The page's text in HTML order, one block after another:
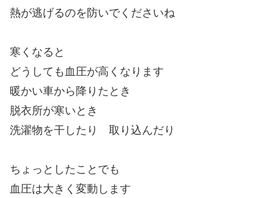
熱が逃げるのを防いでくださいね
寒くなると
どうしても血圧が高くなります
暖かい車から降りたとき
脱衣所が寒いとき
洗濯物を干したり 取り込んだり
ちょっとしたことでも
血圧は大きく変動します